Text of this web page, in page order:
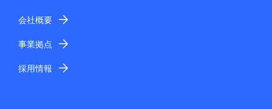
会社概要
事業拠点
採用情報